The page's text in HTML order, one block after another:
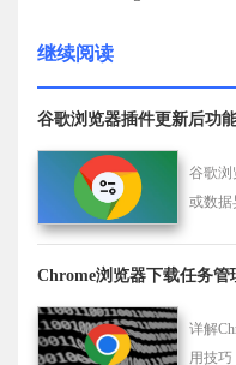
继续阅读
谷歌浏览器插件更新后功
谷歌
或数据
Chrome浏览器下载任务管
详解
用技巧